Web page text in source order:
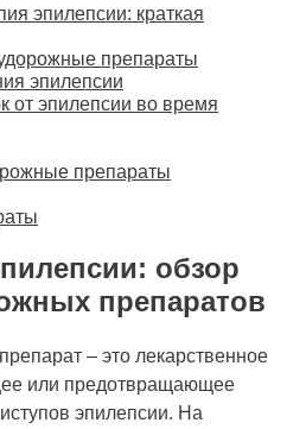
эпилепсии: краткая
препараты
эпилепсии
от эпилепсии во время
препараты
обзор
препаратов
– это лекарственное
или предотвращающее
эпилепсии. На